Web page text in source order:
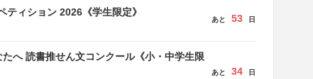
ィション 2026《学生限定》
あと 53 日
へ 読書推せん文コンクール《小・中学生限
あと 34 日